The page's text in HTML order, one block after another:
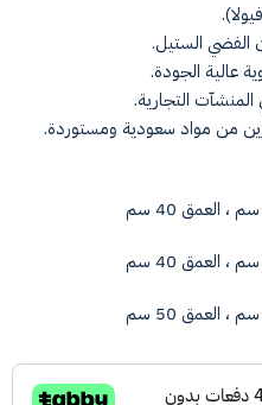
الفضي الستيل.
عالية الجودة.
المنشآت التجارية.
من مواد سعودية ومستوردة.